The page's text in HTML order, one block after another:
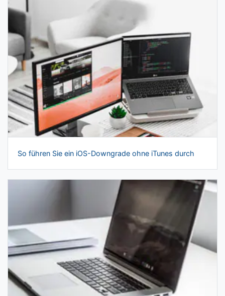
So führen Sie ein iOS-Downgrade ohne iTunes durch